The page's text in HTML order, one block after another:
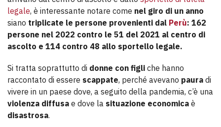
legale, è interessante notare come nel giro di un anno
siano triplicate le persone provenienti dal Perù: 162
persone nel 2022 contro le 51 del 2021 al centro di
ascolto e 114 contro 48 allo sportello legale.
Si tratta soprattutto di donne con figli che hanno
raccontato di essere scappate, perché avevano paura di
vivere in un paese dove, a seguito della pandemia, c’è una
violenza diffusa e dove la situazione economica è
disastrosa.